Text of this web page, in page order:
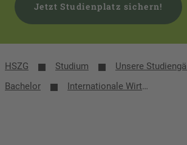
Jetzt Studienplatz sichern!
HSZG Studium
Bachelor
Internationale Wirtschaftskommunikation